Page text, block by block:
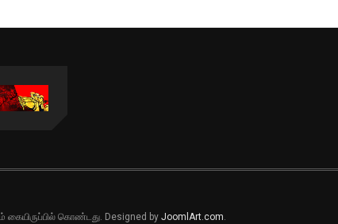
கையிருப்பில் கொண்டது. Designed by JoomlArt.com.